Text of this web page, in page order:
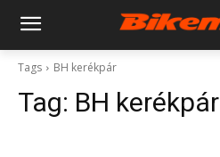
Tags BH kerékpár
Tag: BH kerékpár